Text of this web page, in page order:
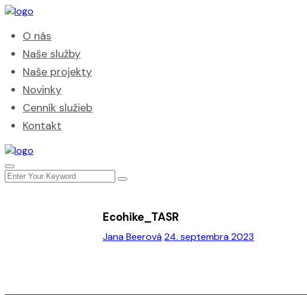
O nás
Naše služby
Naše projekty
Novinky
Cenník služieb
Kontakt
Jana Beerová24. septembra 2023
Ecohike_TASR